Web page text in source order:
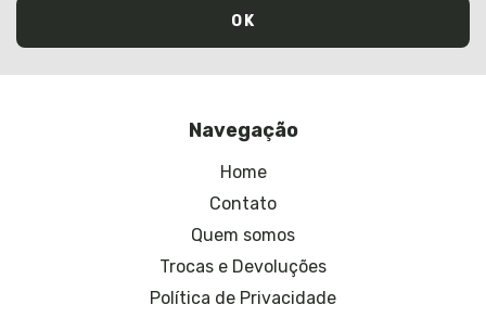
Navegação
Home
Contato
Quem somos
Trocas e Devoluções
Política de Privacidade